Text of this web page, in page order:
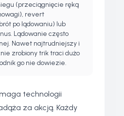
(przeciągnięcie ręką
revert
po lądowaniu) lub
Lądowanie często
Nawet najtrudniejszy i
zrobiony trik traci dużo
go nie dowiezie.
technologii
za akcją. Każdy